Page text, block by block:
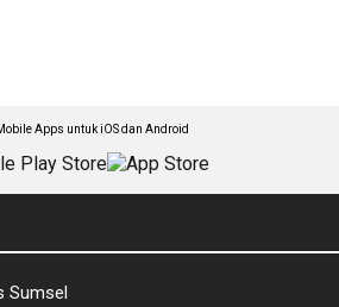
Apps untuk iOS dan Android
Sumsel